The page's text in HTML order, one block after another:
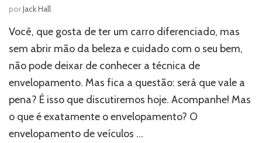
porJack Hall
Você, que gosta de ter um carro diferenciado, mas
sem abrir mão da beleza e cuidado com o seu bem,
não pode deixar de conhecer a técnica de
envelopamento. Mas fica a questão: será que vale a
pena? É isso que discutiremos hoje. Acompanhe! Mas
o que é exatamente o envelopamento? O
envelopamento de veículos …